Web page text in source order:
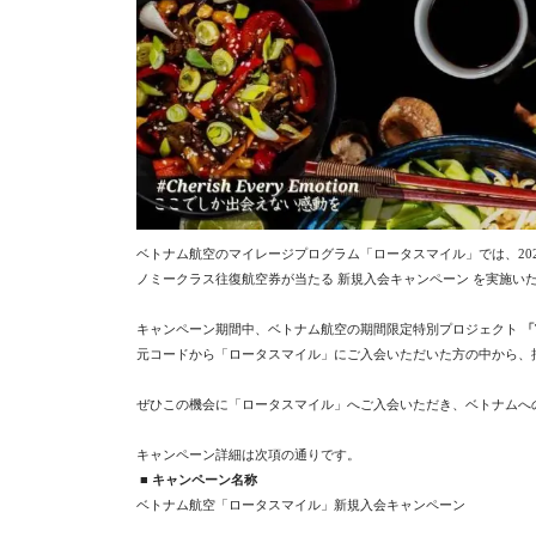
ベトナム航空のマイレージプログラム「ロータスマイル」では、
ノミークラス往復航空券が当たる 新規入会キャンペーン を実施い
キャンペーン期間中、ベトナム航空の期間限定特別プロジェクト
元コードから「ロータスマイル」にご入会いただいた方の中から
ぜひこの機会に「ロータスマイル」へご入会いただき、ベトナム
キャンペーン詳細は次項の通りです。
■ キャンペーン名称
ベトナム航空「ロータスマイル」新規入会キャンペーン